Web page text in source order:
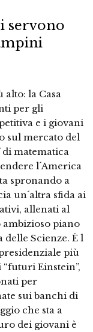
servono
alto: la Casa
per gli
e i giovani
sul mercato del
matematica
l´America
spronando a
un´altra sfida ai
allenati al
piano
delle Scienze. È l
più
Einstein”,
per
sui banchi di
che sta a
dei giovani è